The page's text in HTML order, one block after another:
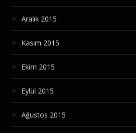
Aralık 2015
Kasım 2015
Ekim 2015
Eylül 2015
Ağustos 2015